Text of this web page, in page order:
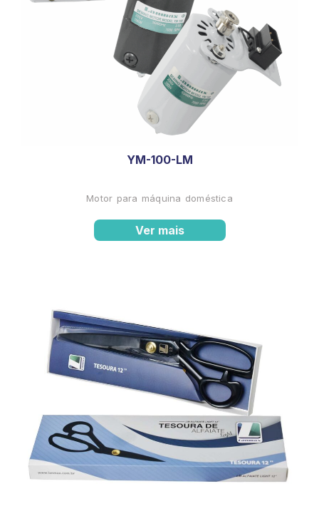
YM-100-LM
Motor para máquina doméstica
Ver mais